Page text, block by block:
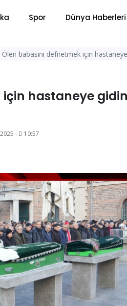
Spor Dünya Haberleri
Ölen babasını defnetmek için
için hastaneye
- 10:57